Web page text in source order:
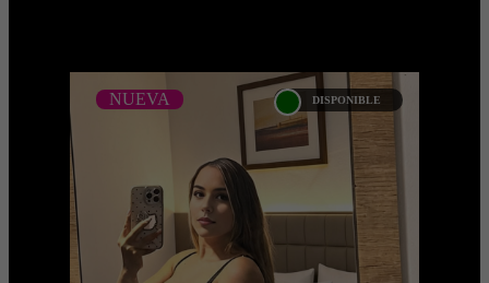
NUEVA DISPONIBLE
MARIA LAURA DEL RIO
NUEVA
...Próximamente.... Algunas de nuestras
modelos aún no tienen imágenes
disponibles en la web porque están
completando su ses ...